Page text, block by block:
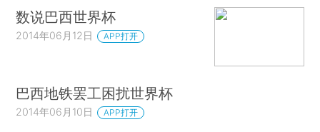
数说巴西世界杯
2014年06月12日 APP打开
巴西地铁罢工困扰世界杯
2014年06月10日 APP打开